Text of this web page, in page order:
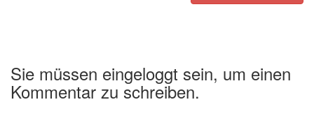
Sie müssen eingeloggt sein, um einen
Kommentar zu schreiben.